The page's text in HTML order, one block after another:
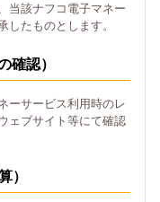
当該ナフコ電子マネー
したものとします。
確認）
ーサービス利用時のレ
ェブサイト等にて確認
）